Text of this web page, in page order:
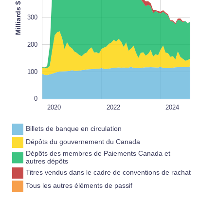
Milliards $ 100
300
200
100
0
L
2018
2020 2022 2024
2026
Billets de banque en circulation
Dépôts du gouvernement du Canada
Dépôts des membres de Paiements Canada et
autres dépôts
Titres vendus dans le cadre de conventions de rachat
Tous les autres éléments de passif